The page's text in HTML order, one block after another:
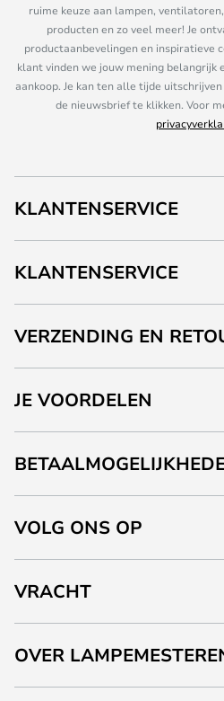
ruime keuze aan lampen,
producten en zo veel meer! Je
productaanbevelingen en inspiratieve
klant vinden we jouw mening belangrijk
aankoop. Je kan ten alle tijde
de nieuwsbrief te klikken. Voor
KLANTENSERVICE
KLANTENSERVICE
VERZENDING EN
JE VOORDELEN
VOLG ONS OP
VRACHT
OVER